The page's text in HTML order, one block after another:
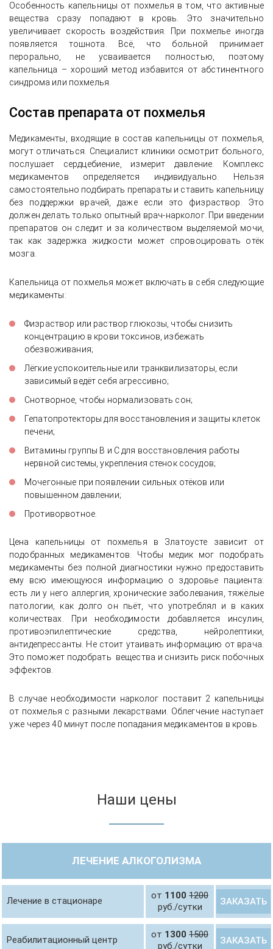
Особенность капельницы от похмелья в том, что активные
вещества сразу попадают в кровь. Это значительно
увеличивает скорость воздействия. При похмелье иногда
появляется тошнота. Всё, что больной принимает
перорально, не усваивается полностью, поэтому
капельница – хороший метод избавится от абстинентного
синдрома или похмелья.
Состав препарата от похмелья
Медикаменты, входящие в состав капельницы от похмелья,
могут отличаться. Специалист клиники осмотрит больного,
послушает сердцебиение, измерит давление. Комплекс
медикаментов определяется индивидуально. Нельзя
самостоятельно подбирать препараты и ставить капельницу
без поддержки врачей, даже если это физраствор. Это
должен делать только опытный врач-нарколог. При введении
препаратов он следит и за количеством выделяемой мочи,
так как задержка жидкости может спровоцировать отёк
мозга.
Капельница от похмелья может включать в себя следующие
медикаменты:
Физраствор или раствор глюкозы, чтобы снизить
концентрацию в крови токсинов, избежать
обезвоживания;
Лёгкие успокоительные или транквилизаторы, если
зависимый ведёт себя агрессивно;
Снотворное, чтобы нормализовать сон;
Гепатопротекторы для восстановления и защиты клеток
печени;
Витамины группы В и С для восстановления работы
нервной системы, укрепления стенок сосудов;
Мочегонные при появлении сильных отёков или
повышенном давлении;
Противорвотное.
Цена капельницы от похмелья в Златоусте зависит от
подобранных медикаментов. Чтобы медик мог подобрать
медикаменты без полной диагностики нужно предоставить
ему всю имеющуюся информацию о здоровье пациента:
есть ли у него аллергия, хронические заболевания, тяжёлые
патологии, как долго он пьёт, что употреблял и в каких
количествах. При необходимости добавляется инсулин,
противоэпилептические средства, нейролептики,
антидепрессанты. Не стоит утаивать информацию от врача.
Это поможет подобрать вещества и снизить риск побочных
эффектов.
В случае необходимости нарколог поставит 2 капельницы
от похмелья с разными лекарствами. Облегчение наступает
уже через 40 минут после попадания медикаментов в кровь.
Наши цены
ЛЕЧЕНИЕ АЛКОГОЛИЗМА
Лечение в стационаре от 1100 1200
руб./сутки
ЗАКАЗАТЬ
Реабилитационный центр от 1300 1500
руб./сутки
ЗАКАЗАТЬ